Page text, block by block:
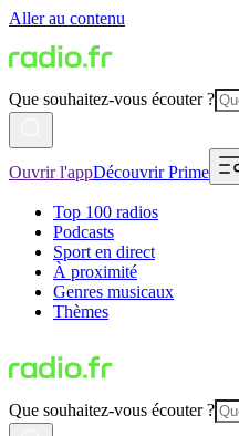
Aller au contenu
Que souhaitez-vous écouter ?
Ouvrir l'appDécouvrir Prime
Top 100 radios
Podcasts
Sport en direct
À proximité
Genres musicaux
Thèmes
Que souhaitez-vous écouter ?